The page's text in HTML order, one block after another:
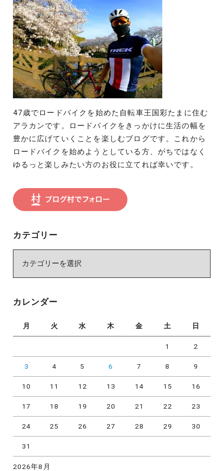
47歳でロードバイクを始めた自転車王国彩たまに住む
アラカンです。ロードバイクをきっかけに生活の幅を
豊かに広げていくことを楽しむブログです。これから
ロードバイクを始めようとしている方、がちではなく
ゆるっと楽しみたい方のお役に立てれば幸いです。
カテゴリー
ー
カレンダー
2026年8月
月 火 水 木 金 土 日
1 2
3 4 5 6 7 8 9
10 11 12 13 14 15 16
17 18 19 20 21 22 23
24 25 26 27 28 29 30
31